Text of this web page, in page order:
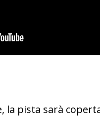
la pista sarà